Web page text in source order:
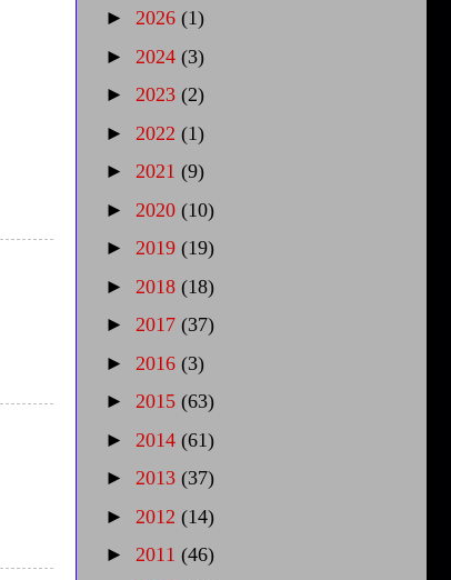
► 2026 (1)
► 2024 (3)
► 2023 (2)
► 2022 (1)
► 2021 (9)
► 2020 (10)
► 2019 (19)
► 2018 (18)
► 2017 (37)
► 2016 (3)
► 2015 (63)
► 2014 (61)
► 2013 (37)
► 2012 (14)
► 2011 (46)